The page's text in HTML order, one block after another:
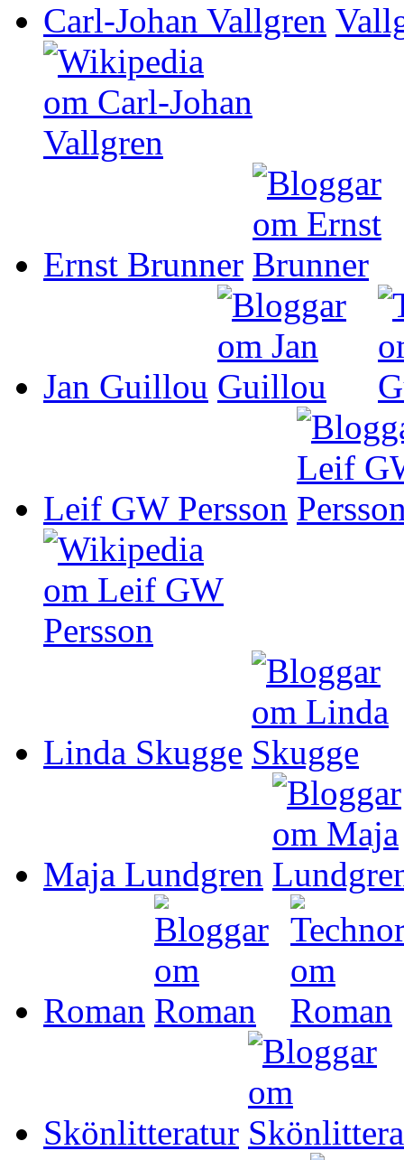
Carl-Johan Vallgren
Ernst Brunner
Jan Guillou
Leif GW Persson
Linda Skugge
Maja Lundgren
Roman
Skönlitteratur